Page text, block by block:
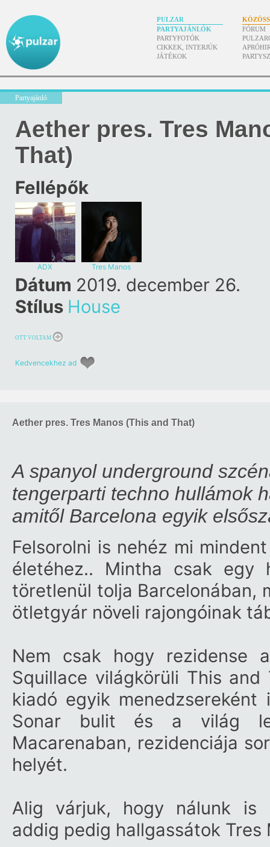
PULZAR
PARTYAJÁNLÓK
PARTYFOTÓK
CIKKEK, INTERJÚK
JÁTÉKOK
FÓRUM
Partyajánló
Aether pres. Tres
That)
Fellépők
ADX Tres Manos
Dátum 2019. december 26.
Stílus House
OTT VOLTAM
Kedvencekhez ad
Aether pres. Tres Manos (This and That)
A spanyol underground
tengerparti techno hullámok
amitől Barcelona egyik
Felsorolni is nehéz mi
életéhez.. Mintha csak egy
töretlenül tolja Barcelonában,
ötletgyár növeli rajongóinak
Nem csak hogy rezidense
Squillace világkörüli This
kiadó egyik
Sonar bulit és a világ
Macarenaban, rezidenciája
helyét.
Alig várjuk, hogy nálunk is
addig pedig hallgassátok Tres